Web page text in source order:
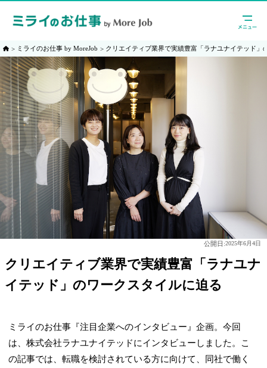
ミライのお仕事 by MoreJob クリエイティブ業界で実績豊富「ラナユナイテッド」
公開日:2025年6月4日
クリエイティブ業界で実績豊富「ラナユナ
イテッド」のワークスタイルに迫る
ミライのお仕事『注目企業へのインタビュー』企画。今回
は、株式会社ラナユナイテッドにインタビューしました。こ
の記事では、転職を検討されている方に向けて、同社で働く